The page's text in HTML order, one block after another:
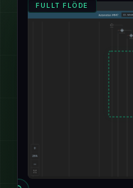
FULLT FLÖDE